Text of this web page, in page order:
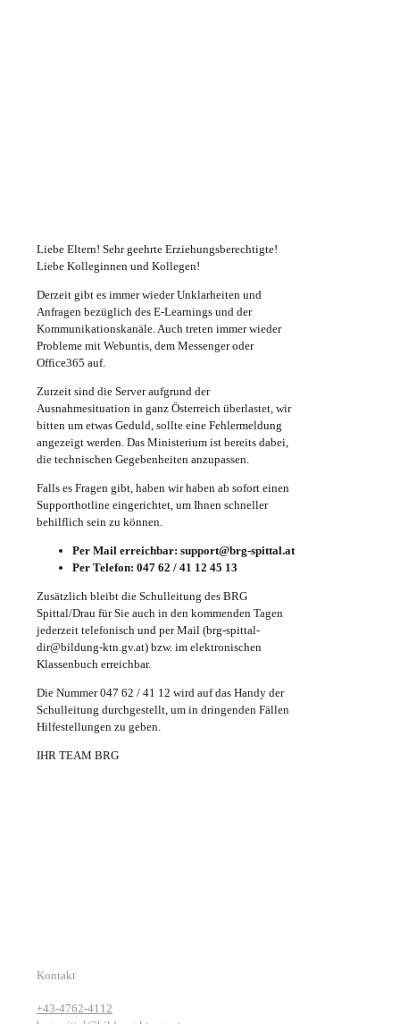
Liebe Eltern! Sehr geehrte Erziehungsberechtigte!
Liebe Kolleginnen und Kollegen!
Derzeit gibt es immer wieder Unklarheiten und
Anfragen bezüglich des E-Learnings und der
Kommunikationskanäle. Auch treten immer wieder
Probleme mit Webuntis, dem Messenger oder
Office365 auf.
Zurzeit sind die Server aufgrund der
Ausnahmesituation in ganz Österreich überlastet, wir
bitten um etwas Geduld, sollte eine Fehlermeldung
angezeigt werden. Das Ministerium ist bereits dabei,
die technischen Gegebenheiten anzupassen.
Falls es Fragen gibt, haben wir haben ab sofort einen
Supporthotline eingerichtet, um Ihnen schneller
behilflich sein zu können.
Per Mail erreichbar: support@brg-spittal.at
Per Telefon: 047 62 / 41 12 45 13
Zusätzlich bleibt die Schulleitung des BRG
Spittal/Drau für Sie auch in den kommenden Tagen
jederzeit telefonisch und per Mail (brg-spittal-
dir@bildung-ktn.gv.at) bzw. im elektronischen
Klassenbuch erreichbar.
Die Nummer 047 62 / 41 12 wird auf das Handy der
Schulleitung durchgestellt, um in dringenden Fällen
Hilfestellungen zu geben.
IHR TEAM BRG
Kontakt
+43-4762-4112